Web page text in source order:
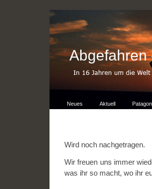
Abgefahren
Neues Aktuell
Wird noch nachgetragen.
Wir freuen uns immer
was ihr so macht, wo ihr